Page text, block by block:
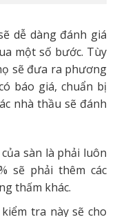
dễ dàng đánh giá
một số bước. Tùy
sẽ đưa ra phương
báo giá, chuẩn bị
nhà thầu sẽ đánh
sàn là phải luôn
sẽ phải thêm các
thấm khác.
tra này sẽ cho